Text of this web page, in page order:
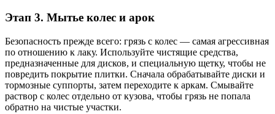
Этап 3. Мытье колес и арок
Безопасность прежде всего: грязь с колес — самая агрессивная
по отношению к лаку. Используйте чистящие средства,
предназначенные для дисков, и специальную щетку, чтобы не
повредить покрытие плитки. Сначала обрабатывайте диски и
тормозные суппорты, затем переходите к аркам. Смывайте
раствор с колес отдельно от кузова, чтобы грязь не попала
обратно на чистые участки.